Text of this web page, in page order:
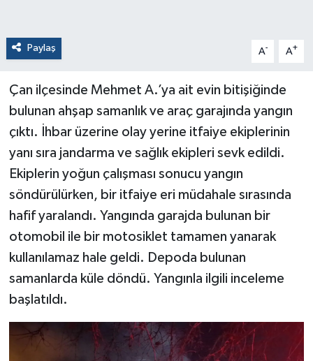
Paylaş A- A+
Çan ilçesinde Mehmet A.’ya ait evin bitişiğinde
bulunan ahşap samanlık ve araç garajında yangın
çıktı. İhbar üzerine olay yerine itfaiye ekiplerinin
yanı sıra jandarma ve sağlık ekipleri sevk edildi.
Ekiplerin yoğun çalışması sonucu yangın
söndürülürken, bir itfaiye eri müdahale sırasında
hafif yaralandı. Yangında garajda bulunan bir
otomobil ile bir motosiklet tamamen yanarak
kullanılamaz hale geldi. Depoda bulunan
samanlarda küle döndü. Yangınla ilgili inceleme
başlatıldı.